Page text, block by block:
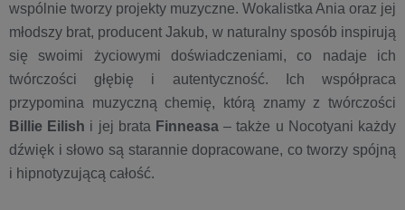
wspólnie tworzy projekty muzyczne. Wokalistka Ania oraz jej
młodszy brat, producent Jakub, w naturalny sposób inspirują
się swoimi życiowymi doświadczeniami, co nadaje ich
twórczości głębię i autentyczność. Ich współpraca
przypomina muzyczną chemię, którą znamy z twórczości
Billie Eilish i jej brata Finneasa – także u Nocotyani każdy
dźwięk i słowo są starannie dopracowane, co tworzy spójną
i hipnotyzującą całość.